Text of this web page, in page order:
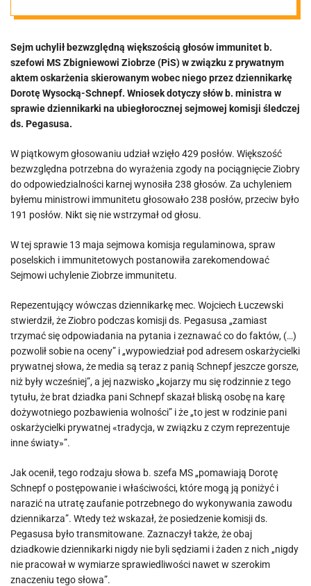
dotyczy jego
wypowiedzi ws.
dziennikarki
TVP
Sejm uchylił bezwzględną większością głosów immunitet b.
szefowi MS Zbigniewowi Ziobrze (PiS) w związku z prywatnym
aktem oskarżenia skierowanym wobec niego przez dziennikarkę
Dorotę Wysocką-Schnepf. Wniosek dotyczy słów b. ministra w
sprawie dziennikarki na ubiegłorocznej sejmowej komisji śledczej
ds. Pegasusa.
W piątkowym głosowaniu udział wzięło 429 posłów. Większość
bezwzględna potrzebna do wyrażenia zgody na pociągnięcie Ziobry
do odpowiedzialności karnej wynosiła 238 głosów. Za uchyleniem
byłemu ministrowi immunitetu głosowało 238 posłów, przeciw było
191 posłów. Nikt się nie wstrzymał od głosu.
W tej sprawie 13 maja sejmowa komisja regulaminowa, spraw
poselskich i immunitetowych postanowiła zarekomendować
Sejmowi uchylenie Ziobrze immunitetu.
Repezentujący wówczas dziennikarkę mec. Wojciech Łuczewski
stwierdził, że Ziobro podczas komisji ds. Pegasusa „zamiast
trzymać się odpowiadania na pytania i zeznawać co do faktów, (…)
pozwolił sobie na oceny” i „wypowiedział pod adresem oskarżycielki
prywatnej słowa, że media są teraz z panią Schnepf jeszcze gorsze,
niż były wcześniej”, a jej nazwisko „kojarzy mu się rodzinnie z tego
tytułu, że brat dziadka pani Schnepf skazał bliską osobę na karę
dożywotniego pozbawienia wolności” i że „to jest w rodzinie pani
oskarżycielki prywatnej «tradycja, w związku z czym reprezentuje
inne światy»”.
Jak ocenił, tego rodzaju słowa b. szefa MS „pomawiają Dorotę
Schnepf o postępowanie i właściwości, które mogą ją poniżyć i
narazić na utratę zaufanie potrzebnego do wykonywania zawodu
dziennikarza”. Wtedy też wskazał, że posiedzenie komisji ds.
Pegasusa było transmitowane. Zaznaczył także, że obaj
dziadkowie dziennikarki nigdy nie byli sędziami i żaden z nich „nigdy
nie pracował w wymiarze sprawiedliwości nawet w szerokim
znaczeniu tego słowa”.